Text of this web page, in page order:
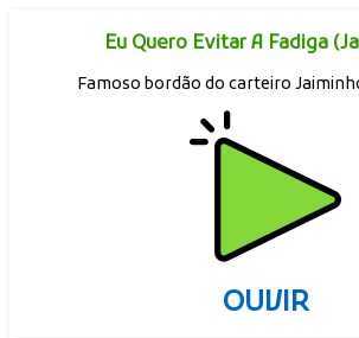
Eu Quero Evitar A Fadiga
Famoso bordão do carteiro
OUVIR